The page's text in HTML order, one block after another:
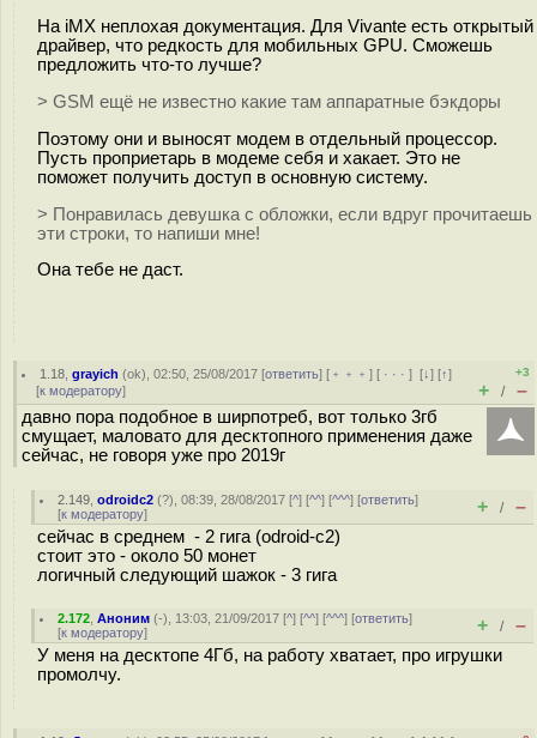
На iMX неплохая документация. Для Vivante есть открытый
драйвер, что редкость для мобильных GPU. Сможешь
предложить что-то лучше?
> GSM ещё не известно какие там аппаратные бэкдоры
Поэтому они и выносят модем в отдельный процессор.
Пусть проприетарь в модеме себя и хакает. Это не
поможет получить доступ в основную систему.
> Понравилась девушка с обложки, если вдруг прочитаешь
эти строки, то напиши мне!
Она тебе не даст.
1.18 ,grayich (ok), 02:50, 25/08/2017 [ответить] [ ﹢﹢﹢] [ · · ·][↓] [↑]
[к модератору]
+3
+ / –
давно пора подобное в ширпотреб, вот только 3гб
смущает, маловато для десктопного применения даже
сейчас, не говоря уже про 2019г
2.149 ,odroidc2 (?), 08:39, 28/08/2017 [^] [^^] [^^^] [ответить]
[к модератору] + / –
сейчас в среднем - 2 гига (odroid-c2)
стоит это - около 50 монет
логичный следующий шажок - 3 гига
2.172 ,Аноним (-), 13:03, 21/09/2017 [^] [^^] [^^^] [ответить]
[к модератору] + / –
У меня на десктопе 4Гб, на работу хватает, про игрушки
промолчу.